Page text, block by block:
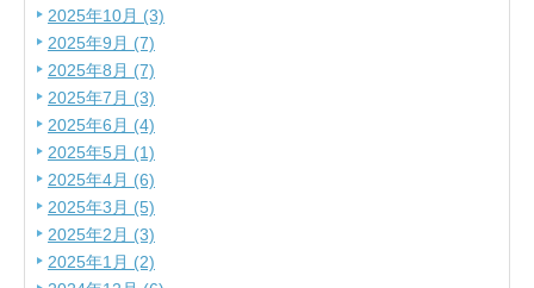
2025年10月 (3)
2025年9月 (7)
2025年8月 (7)
2025年7月 (3)
2025年6月 (4)
2025年5月 (1)
2025年4月 (6)
2025年3月 (5)
2025年2月 (3)
2025年1月 (2)